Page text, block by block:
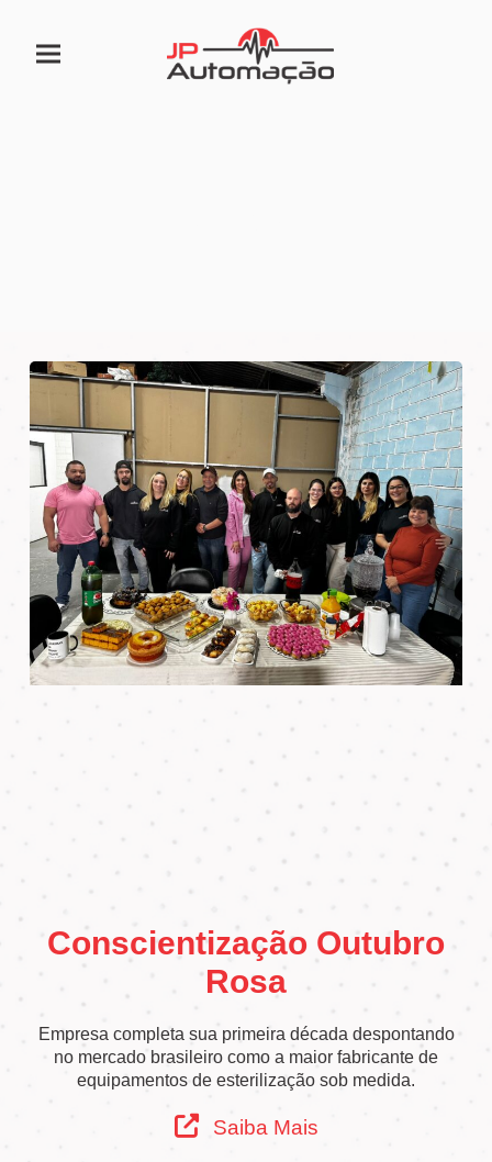
Conscientização Outubro
Rosa
Empresa completa sua primeira década despontando
no mercado brasileiro como a maior fabricante de
equipamentos de esterilização sob medida.
Saiba Mais